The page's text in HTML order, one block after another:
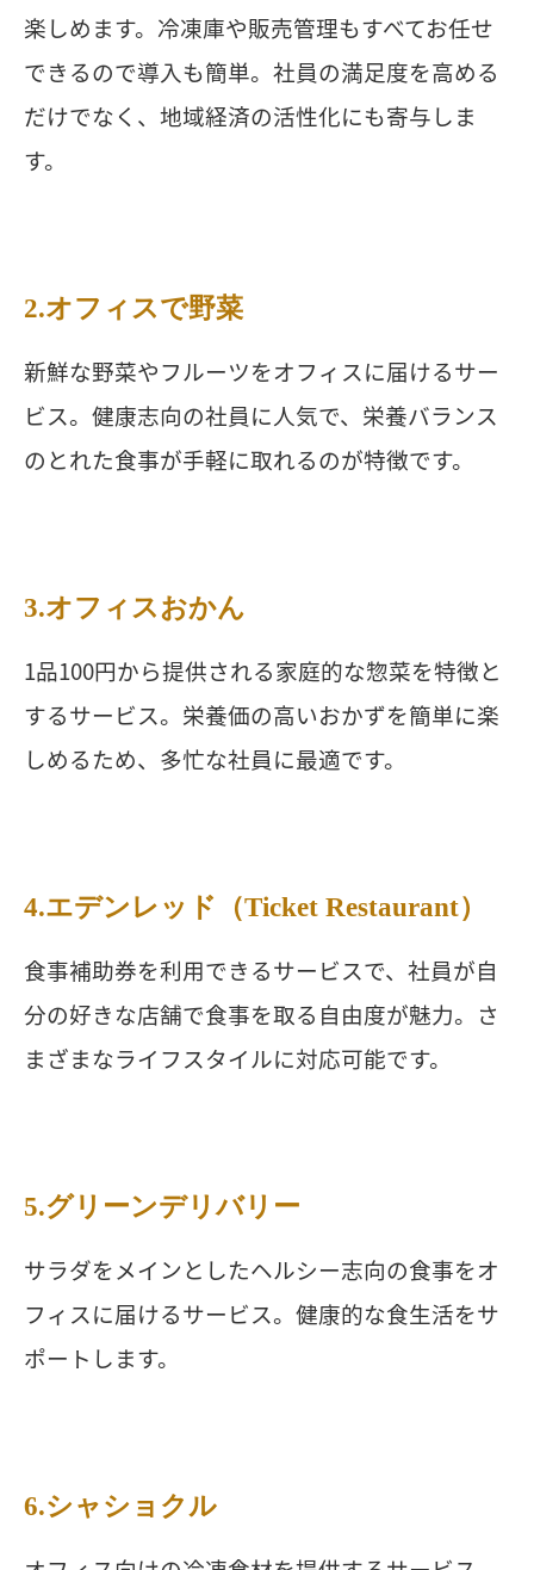
楽しめます。冷凍庫や販売管理もすべてお任せ
できるので導入も簡単。社員の満足度を高める
だけでなく、地域経済の活性化にも寄与しま
す。
2.オフィスで野菜
新鮮な野菜やフルーツをオフィスに届けるサー
ビス。健康志向の社員に人気で、栄養バランス
のとれた食事が手軽に取れるのが特徴です。
3.オフィスおかん
1品100円から提供される家庭的な惣菜を特徴と
するサービス。栄養価の高いおかずを簡単に楽
しめるため、多忙な社員に最適です。
4.エデンレッド（Ticket Restaurant）
食事補助券を利用できるサービスで、社員が自
分の好きな店舗で食事を取る自由度が魅力。さ
まざまなライフスタイルに対応可能です。
5.グリーンデリバリー
サラダをメインとしたヘルシー志向の食事をオ
フィスに届けるサービス。健康的な食生活をサ
ポートします。
6.シャショクル